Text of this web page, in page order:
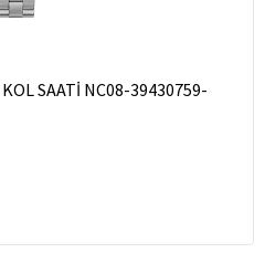
SAATİ NC08-39430759-